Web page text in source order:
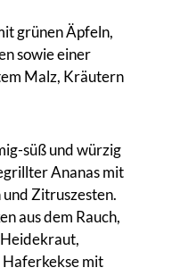
grünen Äpfeln,
sowie einer
Malz, Kräutern
süß und würzig
Ananas mit
Zitruszesten.
aus dem Rauch,
Haferkekse mit